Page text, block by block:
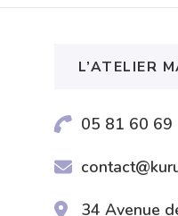
L’ATELIER
05 81 60 69
34 Avenue